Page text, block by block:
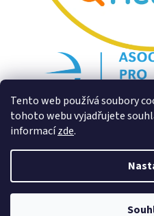
Tento web používá soubory
tohoto webu vyjadřujete
informacízde.